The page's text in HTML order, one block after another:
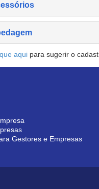
aqui para sugerir o
Gestores e Empresas